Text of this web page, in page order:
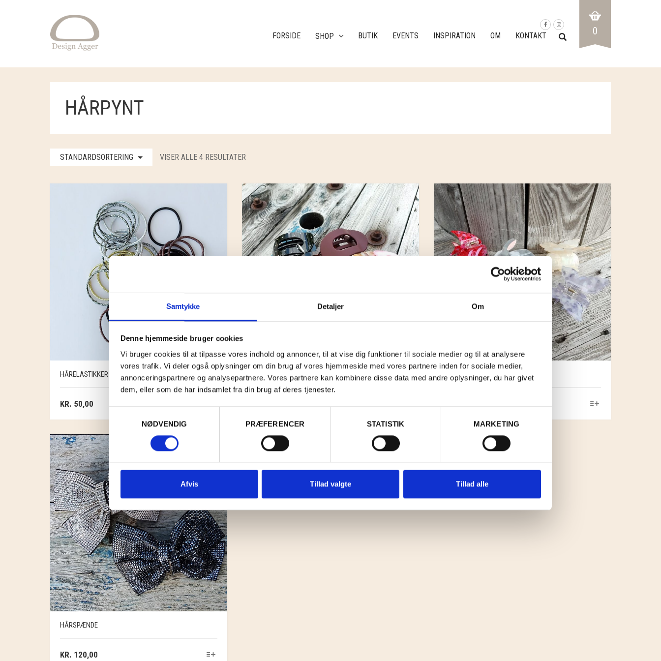
Samtykke Detaljer Om
Denne hjemmeside bruger cookies
Vi bruger cookies til at tilpasse vores indhold og annoncer, til at vise dig funktioner til sociale medier og til at analysere
vores trafik. Vi deler også oplysninger om din brug af vores hjemmeside med vores partnere inden for sociale medier,
annonceringspartnere og analysepartnere. Vores partnere kan kombinere disse data med andre oplysninger, du har givet
dem, eller som de har indsamlet fra din brug af deres tjenester.
NØDVENDIG
PRÆFERENCER STATISTIK MARKETING
Afvis Tillad valgte Tillad alle
FORSIDE SHOP BUTIK EVENTS INSPIRATION OM KONTAKT 0
HÅRPYNT
STANDARDSORTERING VISER ALLE 4 RESULTATER
HÅRELASTIKKER 30 STK.
KR. 50,00
HÅRKLEMME FLAD
KR.50,00–KR.60,00
HÅRKLEMME MED DYR
KR.62,00–KR.110,00
HÅRSPÆNDE
KR. 120,00